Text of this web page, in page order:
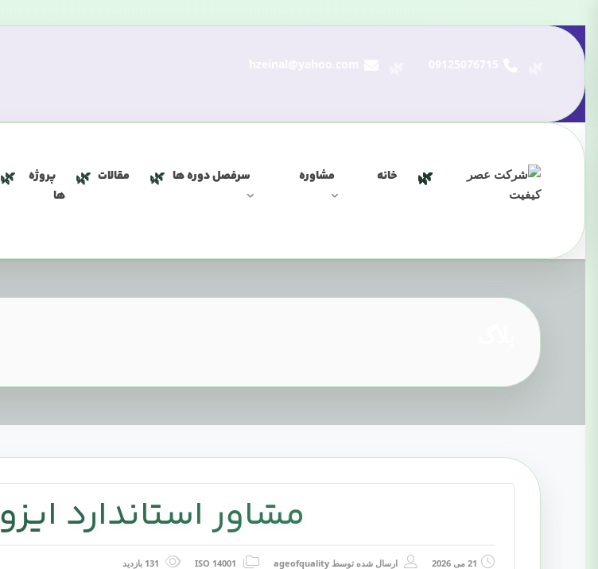
خانه مشاوره سرفصل دوره ها مقالات
پروژه
ها
مشاور استاندارد ایزو 14001:2026
21 می 2026 ارسال شده توسط ageofquality
ISO 14001